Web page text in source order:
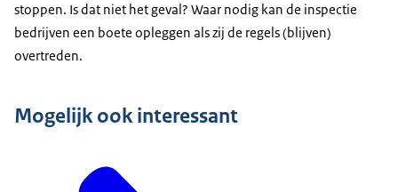
stoppen. Is dat niet het geval? Waar nodig kan de inspectie
bedrijven een boete opleggen als zij de regels (blijven)
overtreden.
Mogelijk ook interessant